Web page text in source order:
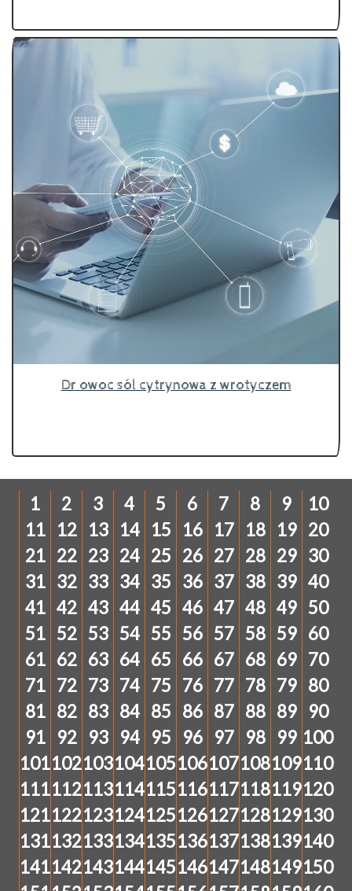
Dr owoc sól cytrynowa z wrotyczem
1 2 3 4 5 6 7 8 9
10
11
12 13 14 15 16 17 18 19 20
21 22 23 24 25 26 27 28 29 30
31 32 33 34 35 36 37 38 39 40
41 42 43 44 45 46 47 48 49 50
51 52 53 54 55 56 57 58 59 60
61 62 63 64 65 66 67 68 69 70
71 72 73 74 75 76 77 78 79 80
81 82 83 84 85 86 87 88 89
90
91
92 93 94 95 96 97 98 99 100
101102103104105106107108109110
111112113114115116117118119120
121122123124125126127128129130
131132133134135136137138139140
141142143144145146147148149150